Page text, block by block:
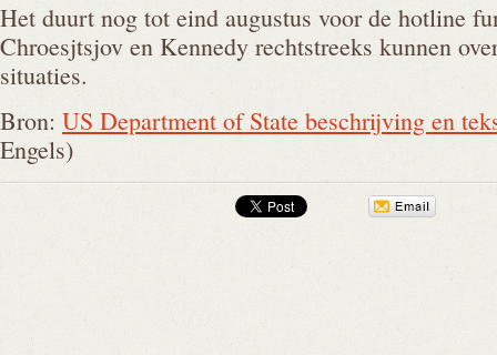
Het duurt nog tot eind augustus voor de hotline
Chroesjtsjov en Kennedy rechtstreeks kunnen
situaties.
Bron: US Department of State beschrijving en
Engels)